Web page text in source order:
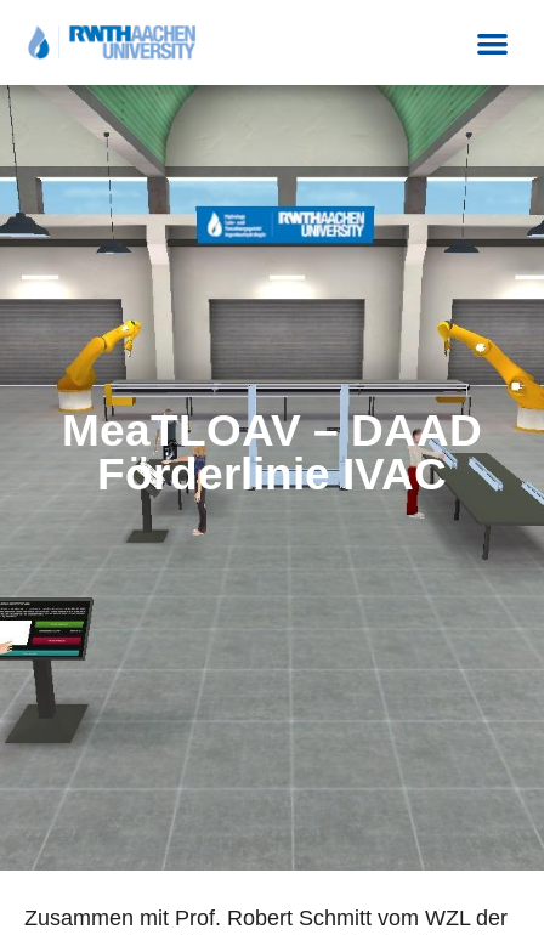
MeaTLOAV – DAAD
Förderlinie IVAC
Zusammen mit Prof. Robert Schmitt vom WZL der